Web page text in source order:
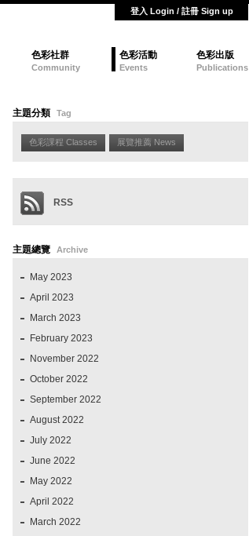
登入 Login / 註冊 Sign up
色彩社群
Community
色彩活動
Events
色彩出版
Publications
主題分類 Tag
色彩課程 Classes 展覽推薦 News
RSS
主題總覽 Archive
May 2023
April 2023
March 2023
February 2023
November 2022
October 2022
September 2022
August 2022
July 2022
June 2022
May 2022
April 2022
March 2022